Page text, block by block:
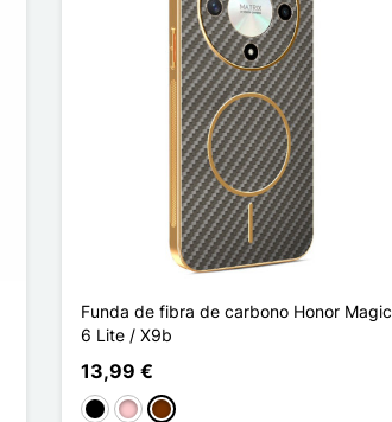
Funda de fibra de carbono Honor Magic
6 Lite / X9b
13,99 €
NegroRosaCafé